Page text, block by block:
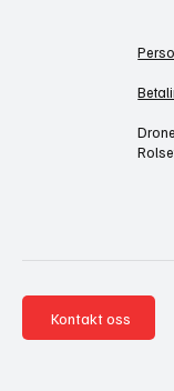
Kontakt oss